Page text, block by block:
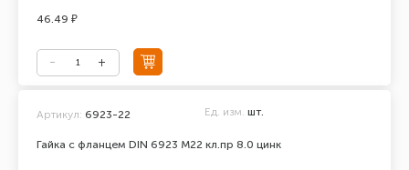
46.49 ₽
Гайка с фланцем DIN 6923 М22 кл.пр 8.0 цинк
Артикул: 6923-22 Ед. изм. шт.